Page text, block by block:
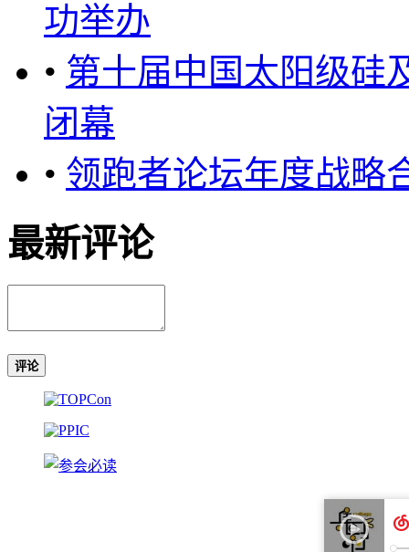
功举办
• 第十届中国太阳级硅
闭幕
• 领跑者论坛年度战略
最新评论
评论